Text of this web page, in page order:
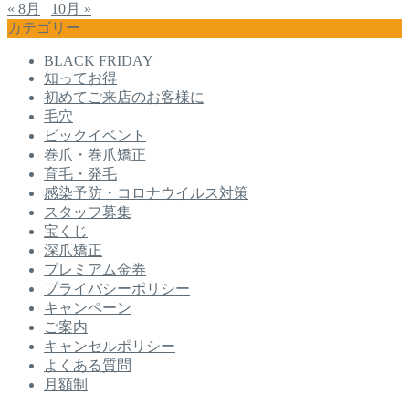
« 8月
10月 »
カテゴリー
BLACK FRIDAY
知ってお得
初めてご来店のお客様に
毛穴
ビックイベント
巻爪・巻爪矯正
育毛・発毛
感染予防・コロナウイルス対策
スタッフ募集
宝くじ
深爪矯正
プレミアム金券
プライバシーポリシー
キャンペーン
ご案内
キャンセルポリシー
よくある質問
月額制